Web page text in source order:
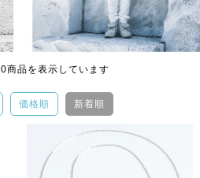
商品を表示しています
価格順 新着順